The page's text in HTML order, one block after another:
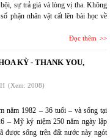
sự trả giá và lòng vị tha. Không
phận nhân vật cất lên bài học về
Đọc thêm
KỲ - THANK YOU,
(Xem: 2008)
năm 1982 – 36 tuổi – và sống tại
– Mỹ kỷ niệm 250 năm ngày lập
được sống trên đất nước này ngót